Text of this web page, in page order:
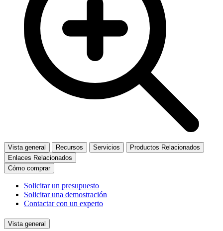
Vista general Recursos Servicios
Productos Relacionados
Enlaces Relacionados
Cómo comprar
Solicitar un presupuesto
Solicitar una demostración
Contactar con un experto
Vista general